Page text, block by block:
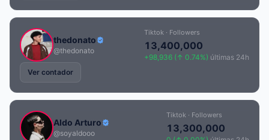
thedonato
@thedonato
Tiktok · Followers
13,400,000
+98,936 (↑ 0.74%) últimas 24h
Ver contador
Aldo Arturo
@soyaldooo
Tiktok · Followers
13,300,000